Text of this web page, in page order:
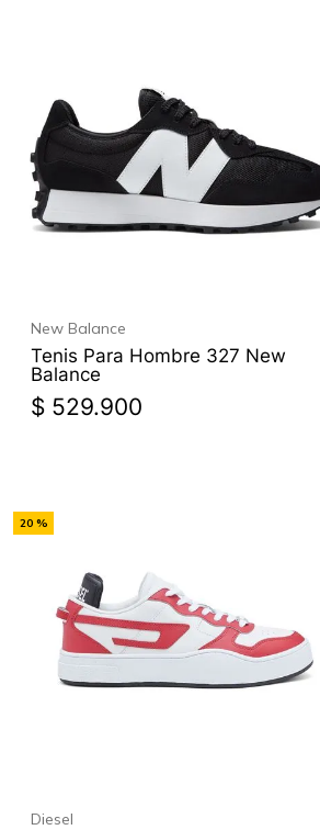
New Balance
Tenis Para Hombre 327 New
Balance
$ 529.900
20 %
Diesel